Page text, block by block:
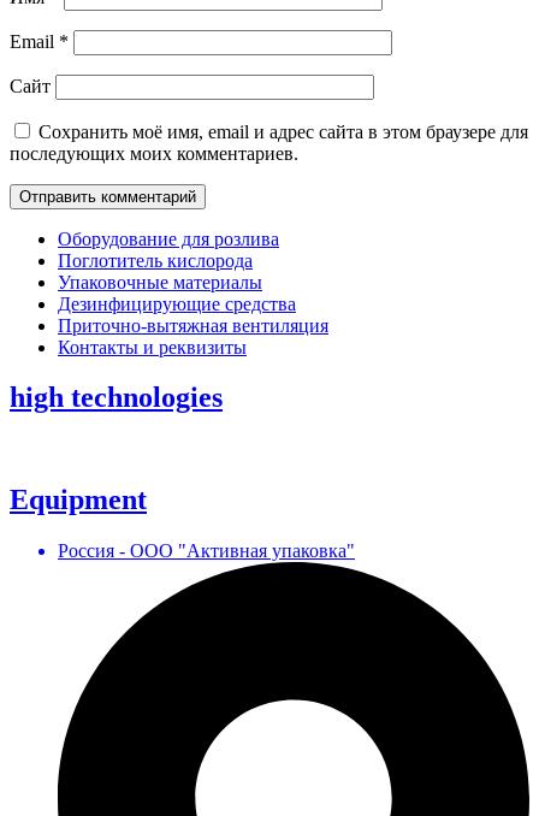
Email *
Сайт
Сохранить моё имя, email и адрес сайта в этом браузере для
последующих моих комментариев.
Оборудование для розлива
Поглотитель кислорода
Упаковочные материалы
Дезинфицирующие средства
Приточно-вытяжная вентиляция
Контакты и реквизиты
high technologies
Equipment
Россия - ООО "Активная упаковка"